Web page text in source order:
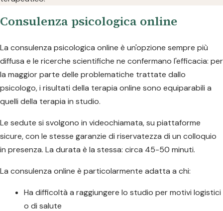
Consulenza psicologica online
La consulenza psicologica online è un'opzione sempre più
diffusa e le ricerche scientifiche ne confermano l'efficacia: per
la maggior parte delle problematiche trattate dallo
psicologo, i risultati della terapia online sono equiparabili a
quelli della terapia in studio.
Le sedute si svolgono in videochiamata, su piattaforme
sicure, con le stesse garanzie di riservatezza di un colloquio
in presenza. La durata è la stessa: circa 45-50 minuti.
La consulenza online è particolarmente adatta a chi:
Ha difficoltà a raggiungere lo studio per motivi logistici
o di salute